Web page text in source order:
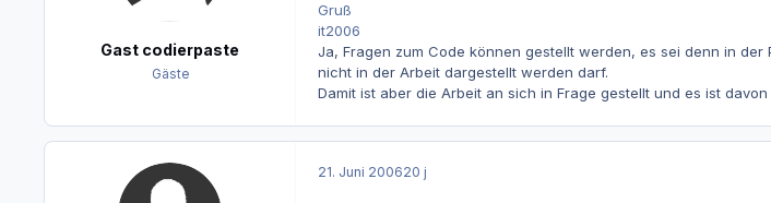
Gast codierpaste
Gäste
Gruß
it2006
Ja, Fragen zum Code können gestellt werden, es sei denn in
nicht in der Arbeit dargestellt werden darf.
Damit ist aber die Arbeit an sich in Frage gestellt und es ist
21. Juni 200620 j